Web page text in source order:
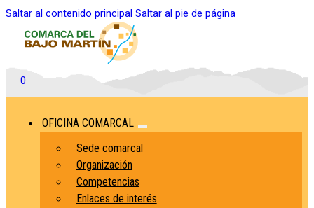
Saltar al contenido principal Saltar al pie de página
0
OFICINA COMARCAL
Sede comarcal
Organización
Competencias
Enlaces de interés